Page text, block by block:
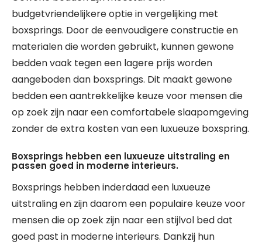
budgetvriendelijkere optie in vergelijking met
boxsprings. Door de eenvoudigere constructie en
materialen die worden gebruikt, kunnen gewone
bedden vaak tegen een lagere prijs worden
aangeboden dan boxsprings. Dit maakt gewone
bedden een aantrekkelijke keuze voor mensen die
op zoek zijn naar een comfortabele slaapomgeving
zonder de extra kosten van een luxueuze boxspring.
Boxsprings hebben een luxueuze uitstraling en
passen goed in moderne interieurs.
Boxsprings hebben inderdaad een luxueuze
uitstraling en zijn daarom een populaire keuze voor
mensen die op zoek zijn naar een stijlvol bed dat
goed past in moderne interieurs. Dankzij hun